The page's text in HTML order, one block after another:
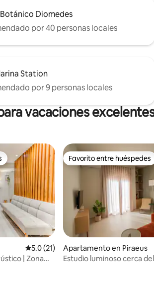
Diomedes
por 40 personas locales
Station
por 9 personas locales
vacaciones
Calificación promedio: 5.0 de 5, 21
5.0 (21)
| Zona
Favorito entre huéspedes
Favorito entre huéspedes
Apartamento en Piraeus
Estudio luminoso cerca